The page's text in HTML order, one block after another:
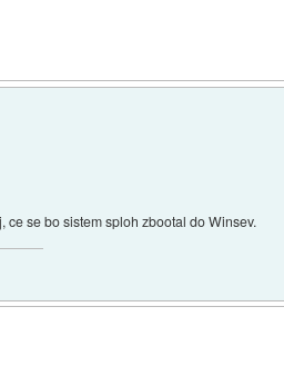
se bo sistem sploh zbootal do Winsev.